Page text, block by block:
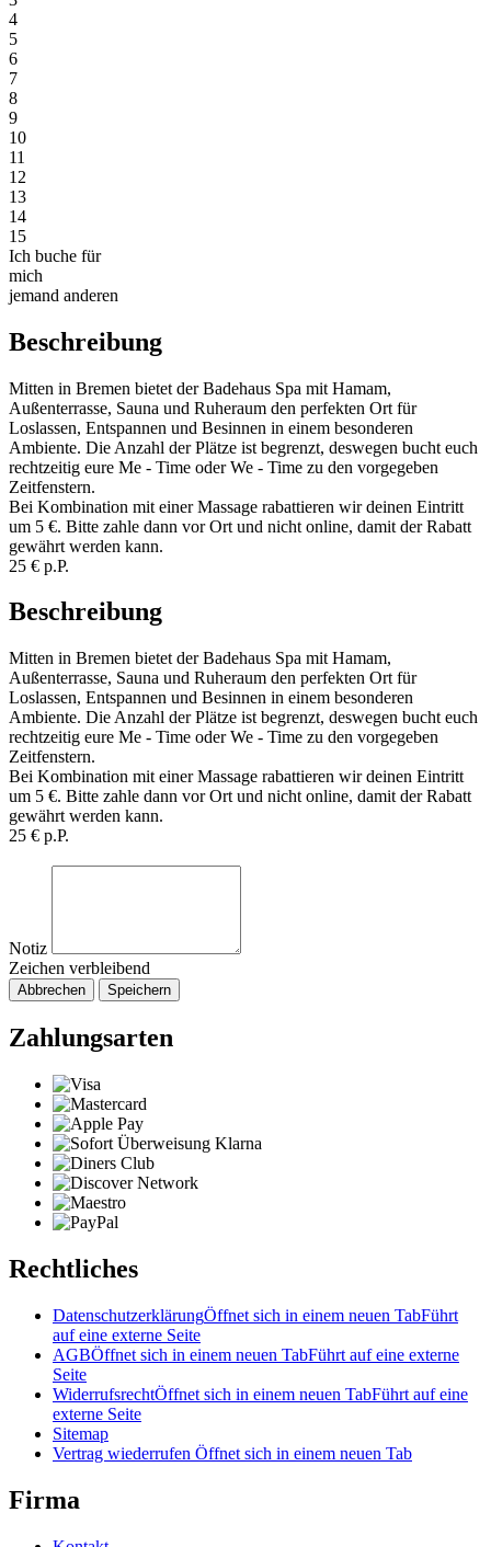
4
5
6
7
8
9
10
11
12
13
14
15
Ich buche für
mich
jemand anderen
Beschreibung
Mitten in Bremen bietet der Badehaus Spa mit Hamam,
Außenterrasse, Sauna und Ruheraum den perfekten Ort für
Loslassen, Entspannen und Besinnen in einem besonderen
Ambiente. Die Anzahl der Plätze ist begrenzt, deswegen bucht euch
rechtzeitig eure Me - Time oder We - Time zu den vorgegeben
Zeitfenstern.
Bei Kombination mit einer Massage rabattieren wir deinen Eintritt
um 5 €. Bitte zahle dann vor Ort und nicht online, damit der Rabatt
gewährt werden kann.
25 € p.P.
Beschreibung
Mitten in Bremen bietet der Badehaus Spa mit Hamam,
Außenterrasse, Sauna und Ruheraum den perfekten Ort für
Loslassen, Entspannen und Besinnen in einem besonderen
Ambiente. Die Anzahl der Plätze ist begrenzt, deswegen bucht euch
rechtzeitig eure Me - Time oder We - Time zu den vorgegeben
Zeitfenstern.
Bei Kombination mit einer Massage rabattieren wir deinen Eintritt
um 5 €. Bitte zahle dann vor Ort und nicht online, damit der Rabatt
gewährt werden kann.
25 € p.P.
Notiz
Zeichen verbleibend
Abbrechen Speichern
Zahlungsarten
Rechtliches
DatenschutzerklärungÖffnet sich in einem neuen TabFührt
auf eine externe Seite
AGBÖffnet sich in einem neuen TabFührt auf eine externe
Seite
WiderrufsrechtÖffnet sich in einem neuen TabFührt auf eine
externe Seite
Sitemap
Vertrag wiederrufen Öffnet sich in einem neuen Tab
Firma